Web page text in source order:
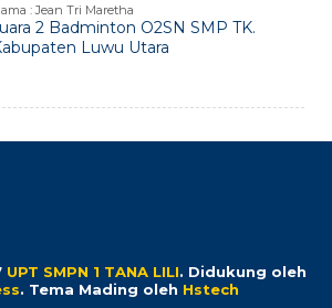
: Jean Tri Maretha
2 Badminton O2SN SMP TK.
Luwu Utara
UPT SMPN 1 TANA LILI. Didukung oleh
. Tema Mading oleh Hstech